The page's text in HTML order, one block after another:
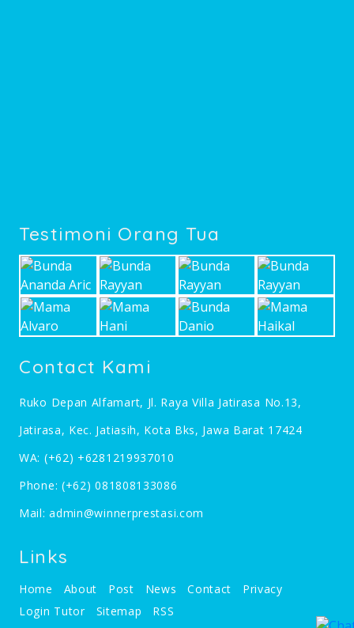
Testimoni Orang Tua
Contact Kami
Ruko Depan Alfamart, Jl. Raya Villa Jatirasa No.13,
Jatirasa, Kec. Jatiasih, Kota Bks, Jawa Barat 17424
WA: (+62) +6281219937010
Phone: (+62) 081808133086
Mail:admin@winnerprestasi.com
Links
Home About Post News Contact
Privacy
Login Tutor
Sitemap RSS